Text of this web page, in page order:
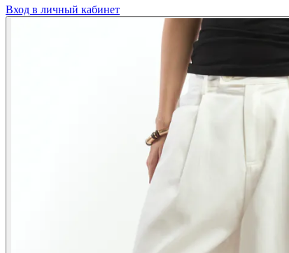
Вход в личный кабинет